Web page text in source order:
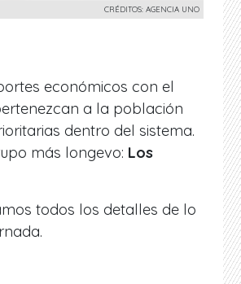
CRÉDITOS: AGENCIA UNO
económicos con el
a la población
dentro del sistema.
más longevo: Los
todos los detalles de lo